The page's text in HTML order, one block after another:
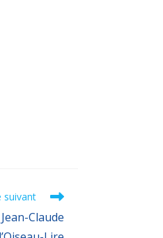
suivant
Claude